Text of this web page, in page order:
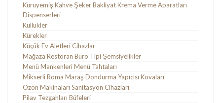
Kuruyemiş Kahve Şeker Bakliyat Krema Verme Aparatları
Dispenserleri
Küllükler
Kürekler
Küçük Ev Aletleri Cihazlar
Mağaza Restoran Büro Tipi Şemsiyelikler
Menü Mankenleri Menü Tahtaları
Mikserli Roma Maraş Dondurma Yapıcısı Kovaları
Ozon Makinaları Sanitasyon Cihazları
Pilav Tezgahları Büfeleri